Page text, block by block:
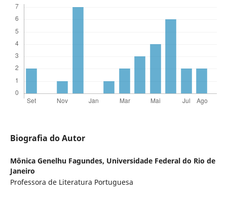
Biografia do Autor
Mônica Genelhu Fagundes, Universidade Federal do Rio de
Janeiro
Professora de Literatura Portuguesa